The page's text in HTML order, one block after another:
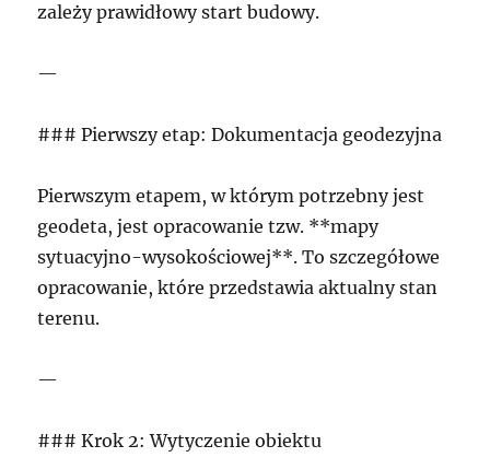
zależy prawidłowy start budowy.
—
### Pierwszy etap: Dokumentacja geodezyjna
Pierwszym etapem, w którym potrzebny jest
geodeta, jest opracowanie tzw. **mapy
sytuacyjno-wysokościowej**. To szczegółowe
opracowanie, które przedstawia aktualny stan
terenu.
—
### Krok 2: Wytyczenie obiektu